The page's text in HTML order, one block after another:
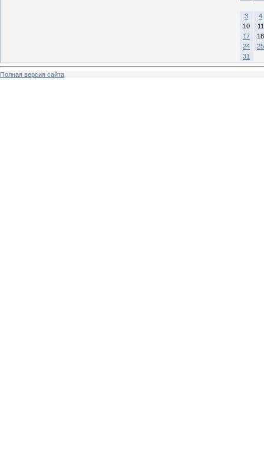
3
4
10
11
17
18
24
25
31
Полная версия сайта